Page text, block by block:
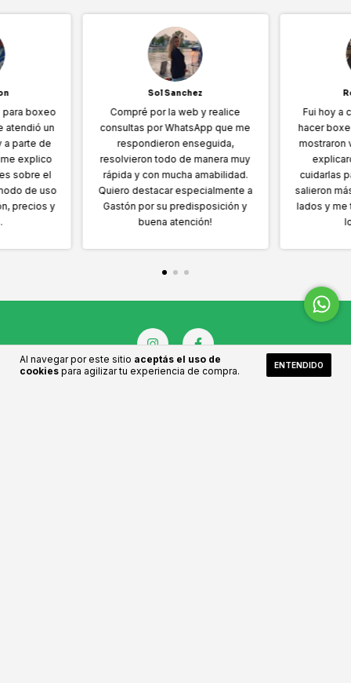
Al navegar por este sitio aceptás el uso de
cookies para agilizar tu experiencia de compra. ENTENDIDO
para boxeo
atendió un
a parte de
explico
sobre el
de uso
precios y
Sol Sanchez
Compré por la web y realice
consultas por WhatsApp que me
respondieron enseguida,
resolvieron todo de manera muy
rápida y con mucha amabilidad.
Quiero destacar especialmente a
Gastón por su predisposición y
buena atención!
Fui hoy a
hacer
mostraron
cuidarlas
salieron
lados y me